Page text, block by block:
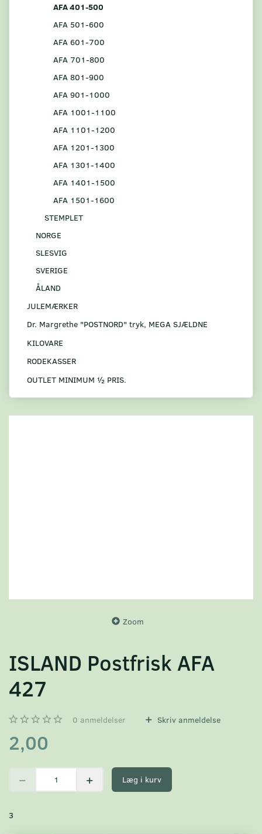
AFA 401-500
AFA 501-600
AFA 601-700
AFA 701-800
AFA 801-900
AFA 901-1000
AFA 1001-1100
AFA 1101-1200
AFA 1201-1300
AFA 1301-1400
AFA 1401-1500
AFA 1501-1600
STEMPLET
NORGE
SLESVIG
SVERIGE
ÅLAND
JULEMÆRKER
Dr. Margrethe "POSTNORD" tryk, MEGA SJÆLDNE
KILOVARE
RODEKASSER
OUTLET MINIMUM ½ PRIS.
Zoom
ISLAND Postfrisk AFA
427
0 anmeldelser Skriv anmeldelse
2,00
Læg i kurv
3